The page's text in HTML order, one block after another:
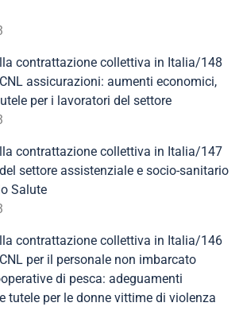
contrattazione collettiva in Italia/148
assicurazioni: aumenti economici,
per i lavoratori del settore
contrattazione collettiva in Italia/147
settore assistenziale e socio-sanitario
Salute
contrattazione collettiva in Italia/146
per il personale non imbarcato
di pesca: adeguamenti
tutele per le donne vittime di violenza